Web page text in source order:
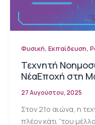
Φυσική, Εκπαίδευση,
Τεχνητή
ΝέαΕποχή στη
27 Αυγούστου, 2025
Στον 21ο αιώνα, η
πλέον κάτι “του